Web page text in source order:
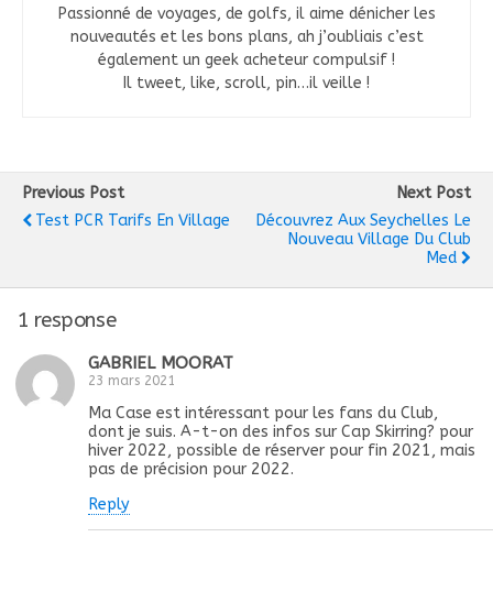
Passionné de voyages, de golfs, il aime dénicher les
nouveautés et les bons plans, ah j’oubliais c’est
également un geek acheteur compulsif !
Il tweet, like, scroll, pin…il veille !
Previous Post
Test PCR Tarifs En Village
Next Post
Découvrez Aux Seychelles Le
Nouveau Village Du Club
Med
1 response
GABRIEL MOORAT
23 mars 2021
Ma Case est intéressant pour les fans du Club,
dont je suis. A-t-on des infos sur Cap Skirring? pour
hiver 2022, possible de réserver pour fin 2021, mais
pas de précision pour 2022.
Reply